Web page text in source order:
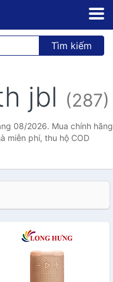
Tìm kiếm
jbl (287)
08/2026. Mua chính hãng
miễn phí, thu hộ COD